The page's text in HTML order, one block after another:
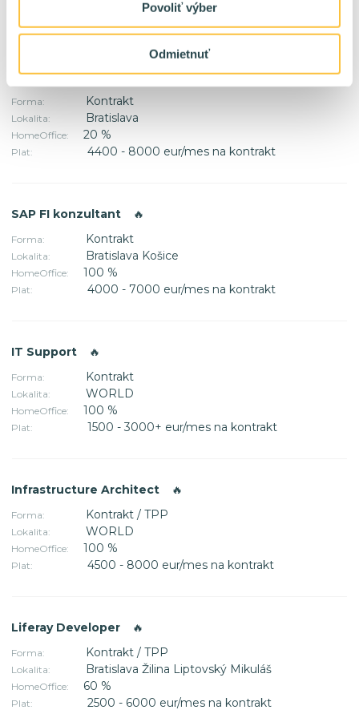
Povoliť výber
Odmietnuť
3000 - 6000+ eur/mes na kontrakt
Scrum Master 🔥
Forma: Kontrakt
Lokalita: Bratislava
HomeOffice: 20 %
Plat: 4400 - 8000 eur/mes na kontrakt
SAP FI konzultant 🔥
Forma: Kontrakt
Lokalita: Bratislava Košice
HomeOffice: 100 %
Plat: 4000 - 7000 eur/mes na kontrakt
IT Support 🔥
Forma: Kontrakt
Lokalita: WORLD
HomeOffice: 100 %
Plat: 1500 - 3000+ eur/mes na kontrakt
Infrastructure Architect 🔥
Forma: Kontrakt / TPP
Lokalita: WORLD
HomeOffice: 100 %
Plat: 4500 - 8000 eur/mes na kontrakt
Liferay Developer 🔥
Forma: Kontrakt / TPP
Lokalita: Bratislava Žilina Liptovský Mikuláš
HomeOffice: 60 %
Plat: 2500 - 6000 eur/mes na kontrakt